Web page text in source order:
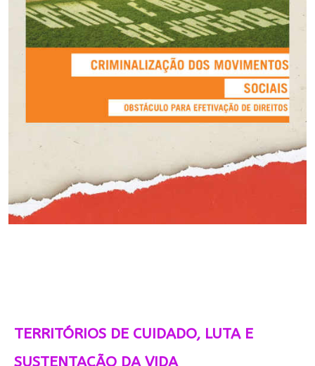
TERRITÓRIOS DE CUIDADO, LUTA E
SUSTENTAÇÃO DA VIDA